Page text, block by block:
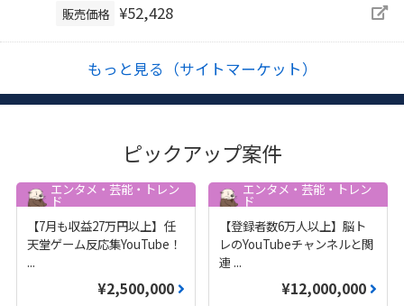
販売価格 ¥52,428
もっと見る（サイトマーケット）
ピックアップ案件
エンタメ・芸能・トレン
ド
【7月も収益27万円以上】任
天堂ゲーム反応集YouTube！
...
¥2,500,000
エンタメ・芸能・トレン
ド
【登録者数6万人以上】脳ト
レのYouTubeチャンネルと関
連 ...
¥12,000,000